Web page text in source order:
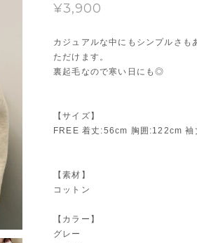
¥3,900
カジュアルな中にもシンプルさも
ただけます。
裏起毛なので寒い日にも◎
【サイズ】
FREE 着丈:56cm 胸囲:122cm 袖
【素材】
コットン
【カラー】
グレー